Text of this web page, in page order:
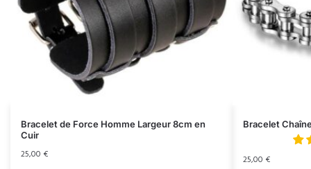
Bracelet de Force Homme Largeur 8cm en
Cuir
25,00 €
Bracelet
25,00 €